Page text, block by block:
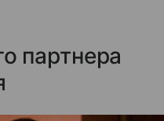
партнера